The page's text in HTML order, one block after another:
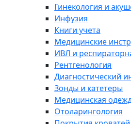
Гинекология и
Инфузия
Книги учета
Медицинские
ИВЛ и
Рентгенология
Диагностический
Зонды и катетеры
Медицинская
Отоларингология